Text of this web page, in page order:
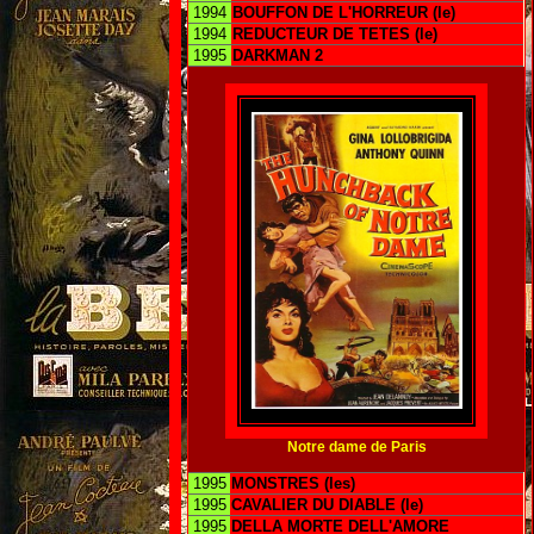
1994 BOUFFON DE L'HORREUR (le)
1994 REDUCTEUR DE TETES (le)
1995 DARKMAN 2
Notre dame de Paris
1995 MONSTRES (les)
1995 CAVALIER DU DIABLE (le)
1995 DELLA MORTE DELL'AMORE